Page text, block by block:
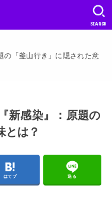
SEARCH
の「釜山行き」に隠された意
新感染』：原題の
とは？
はてブ 送る